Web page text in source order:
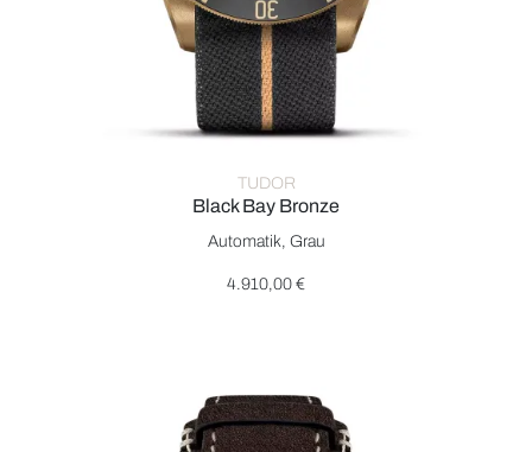
TUDOR
Black Bay Bronze
TUDOR Black Bay Bronze, Ref: M79250BA-0002, Preis:
Automatik, Grau
4.910,00 €